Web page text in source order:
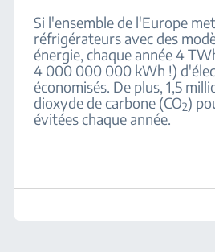
Si l'ensemble de l'Europe
réfrigérateurs avec des
énergie, chaque année 4
4 000 000 000 kWh !)
économisés. De plus, 1,5
dioxyde de carbone (CO2)
évitées chaque année.